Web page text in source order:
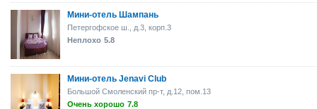
Мини-отель Шампань
Петергофское ш., д.3, корп.3
Неплохо 5.8
Мини-отель Jenavi Club
Большой Смоленский пр-т, д.12, пом.13
Очень хорошо 7.8